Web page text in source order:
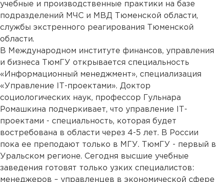
учебные и производственные практики на базе
подразделений МЧС и МВД Тюменской области,
службы экстренного реагирования Тюменской
области.
В Международном институте финансов, управления
и бизнеса ТюмГУ открывается специальность
«Информационный менеджмент», специализация
«Управление IТ-проектами». Доктор
социологических наук, профессор Гульнара
Ромашкина подчеркивает, что управление IТ-
проектами - специальность, которая будет
востребована в области через 4-5 лет. В России
пока ее преподают только в МГУ. ТюмГУ - первый в
Уральском регионе. Сегодня высшие учебные
заведения готовят только узких специалистов:
менеджеров – управленцев в экономической сфере